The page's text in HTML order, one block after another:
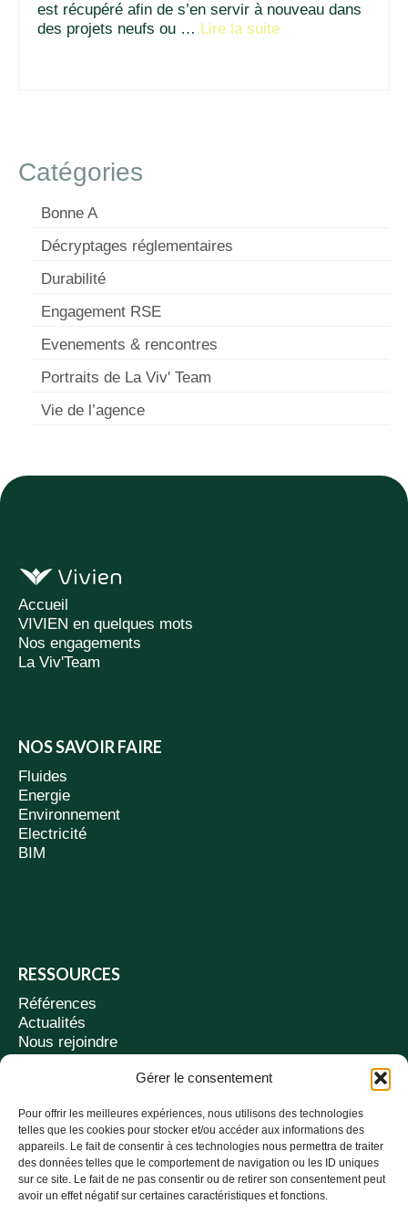
Gérer le consentement
Pour offrir les meilleures expériences, nous utilisons des technologies
telles que les cookies pour stocker et/ou accéder aux informations des
appareils. Le fait de consentir à ces technologies nous permettra de traiter
des données telles que le comportement de navigation ou les ID uniques
sur ce site. Le fait de ne pas consentir ou de retirer son consentement peut
avoir un effet négatif sur certaines caractéristiques et fonctions.
est récupéré afin de s’en servir à nouveau dans
des projets neufs ou … Lire la suite­­
Catégories
Bonne A
Décryptages réglementaires
Durabilité
Engagement RSE
Evenements & rencontres
Portraits de La Viv' Team
Vie de l’agence
Accueil
VIVIEN en quelques mots
Nos engagements
La Viv'Team
NOS SAVOIR FAIRE
Fluides
Energie
Environnement
Electricité
BIM
RESSOURCES
Références
Actualités
Nous rejoindre
AGENCES
97 av. Edmond Rostand - MÉRIGNAC